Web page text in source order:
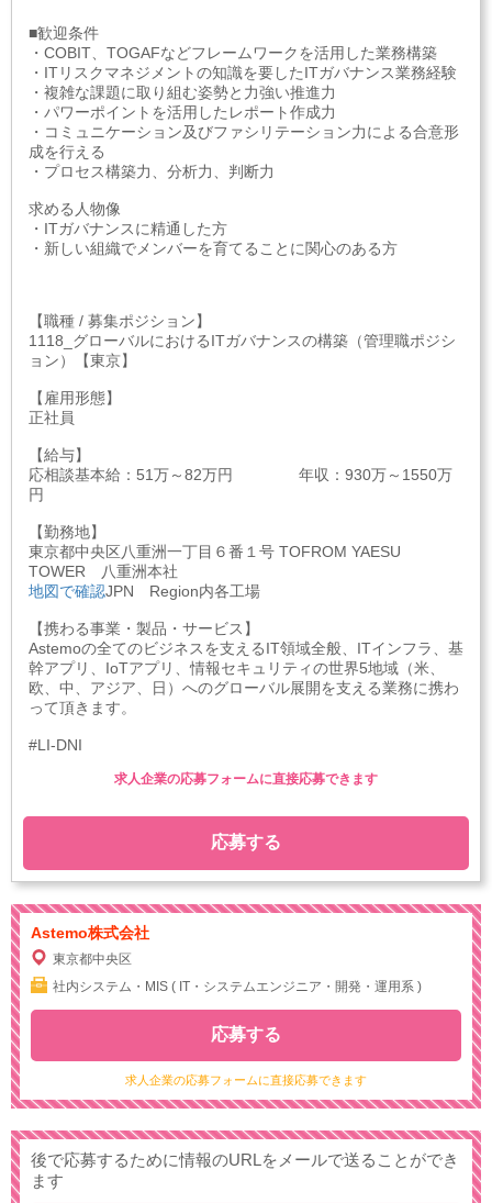
■歓迎条件
・COBIT、TOGAFなどフレームワークを活用した業務構築
・ITリスクマネジメントの知識を要したITガバナンス業務経験
・複雑な課題に取り組む姿勢と力強い推進力
・パワーポイントを活用したレポート作成力
・コミュニケーション及びファシリテーション力による合意形
成を行える
・プロセス構築力、分析力、判断力
求める人物像
・ITガバナンスに精通した方
・新しい組織でメンバーを育てることに関心のある方
【職種 / 募集ポジション】
1118_グローバルにおけるITガバナンスの構築（管理職ポジシ
ョン）【東京】
【雇用形態】
正社員
【給与】
応相談基本給：51万～82万円 年収：930万～1550万
円
【勤務地】
東京都中央区八重洲一丁目６番１号 TOFROM YAESU
TOWER 八重洲本社
地図で確認JPN Region内各工場
【携わる事業・製品・サービス】
Astemoの全てのビジネスを支えるIT領域全般、ITインフラ、基
幹アプリ、IoTアプリ、情報セキュリティの世界5地域（米、
欧、中、アジア、日）へのグローバル展開を支える業務に携わ
って頂きます。
#LI-DNI
応募する
求人企業の応募フォームに直接応募できます
Astemo株式会社
東京都中央区
社内システム・MIS ( IT・システムエンジニア・開発・運用系 )
求人企業の応募フォームに直接応募できます
応募する
後で応募するために情報のURLをメールで送ることができ
ます